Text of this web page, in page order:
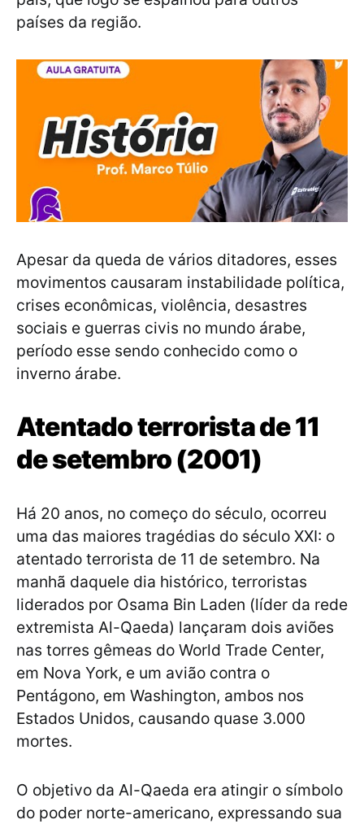
países da região.
Apesar da queda de vários ditadores, esses
movimentos causaram instabilidade política,
crises econômicas, violência, desastres
sociais e guerras civis no mundo árabe,
período esse sendo conhecido como o
inverno árabe.
Atentado terrorista de 11
de setembro (2001)
Há 20 anos, no começo do século, ocorreu
uma das maiores tragédias do século XXI: o
atentado terrorista de 11 de setembro. Na
manhã daquele dia histórico, terroristas
liderados por Osama Bin Laden (líder da rede
extremista Al-Qaeda) lançaram dois aviões
nas torres gêmeas do World Trade Center,
em Nova York, e um avião contra o
Pentágono, em Washington, ambos nos
Estados Unidos, causando quase 3.000
mortes.
O objetivo da Al-Qaeda era atingir o símbolo
do poder norte-americano, expressando sua